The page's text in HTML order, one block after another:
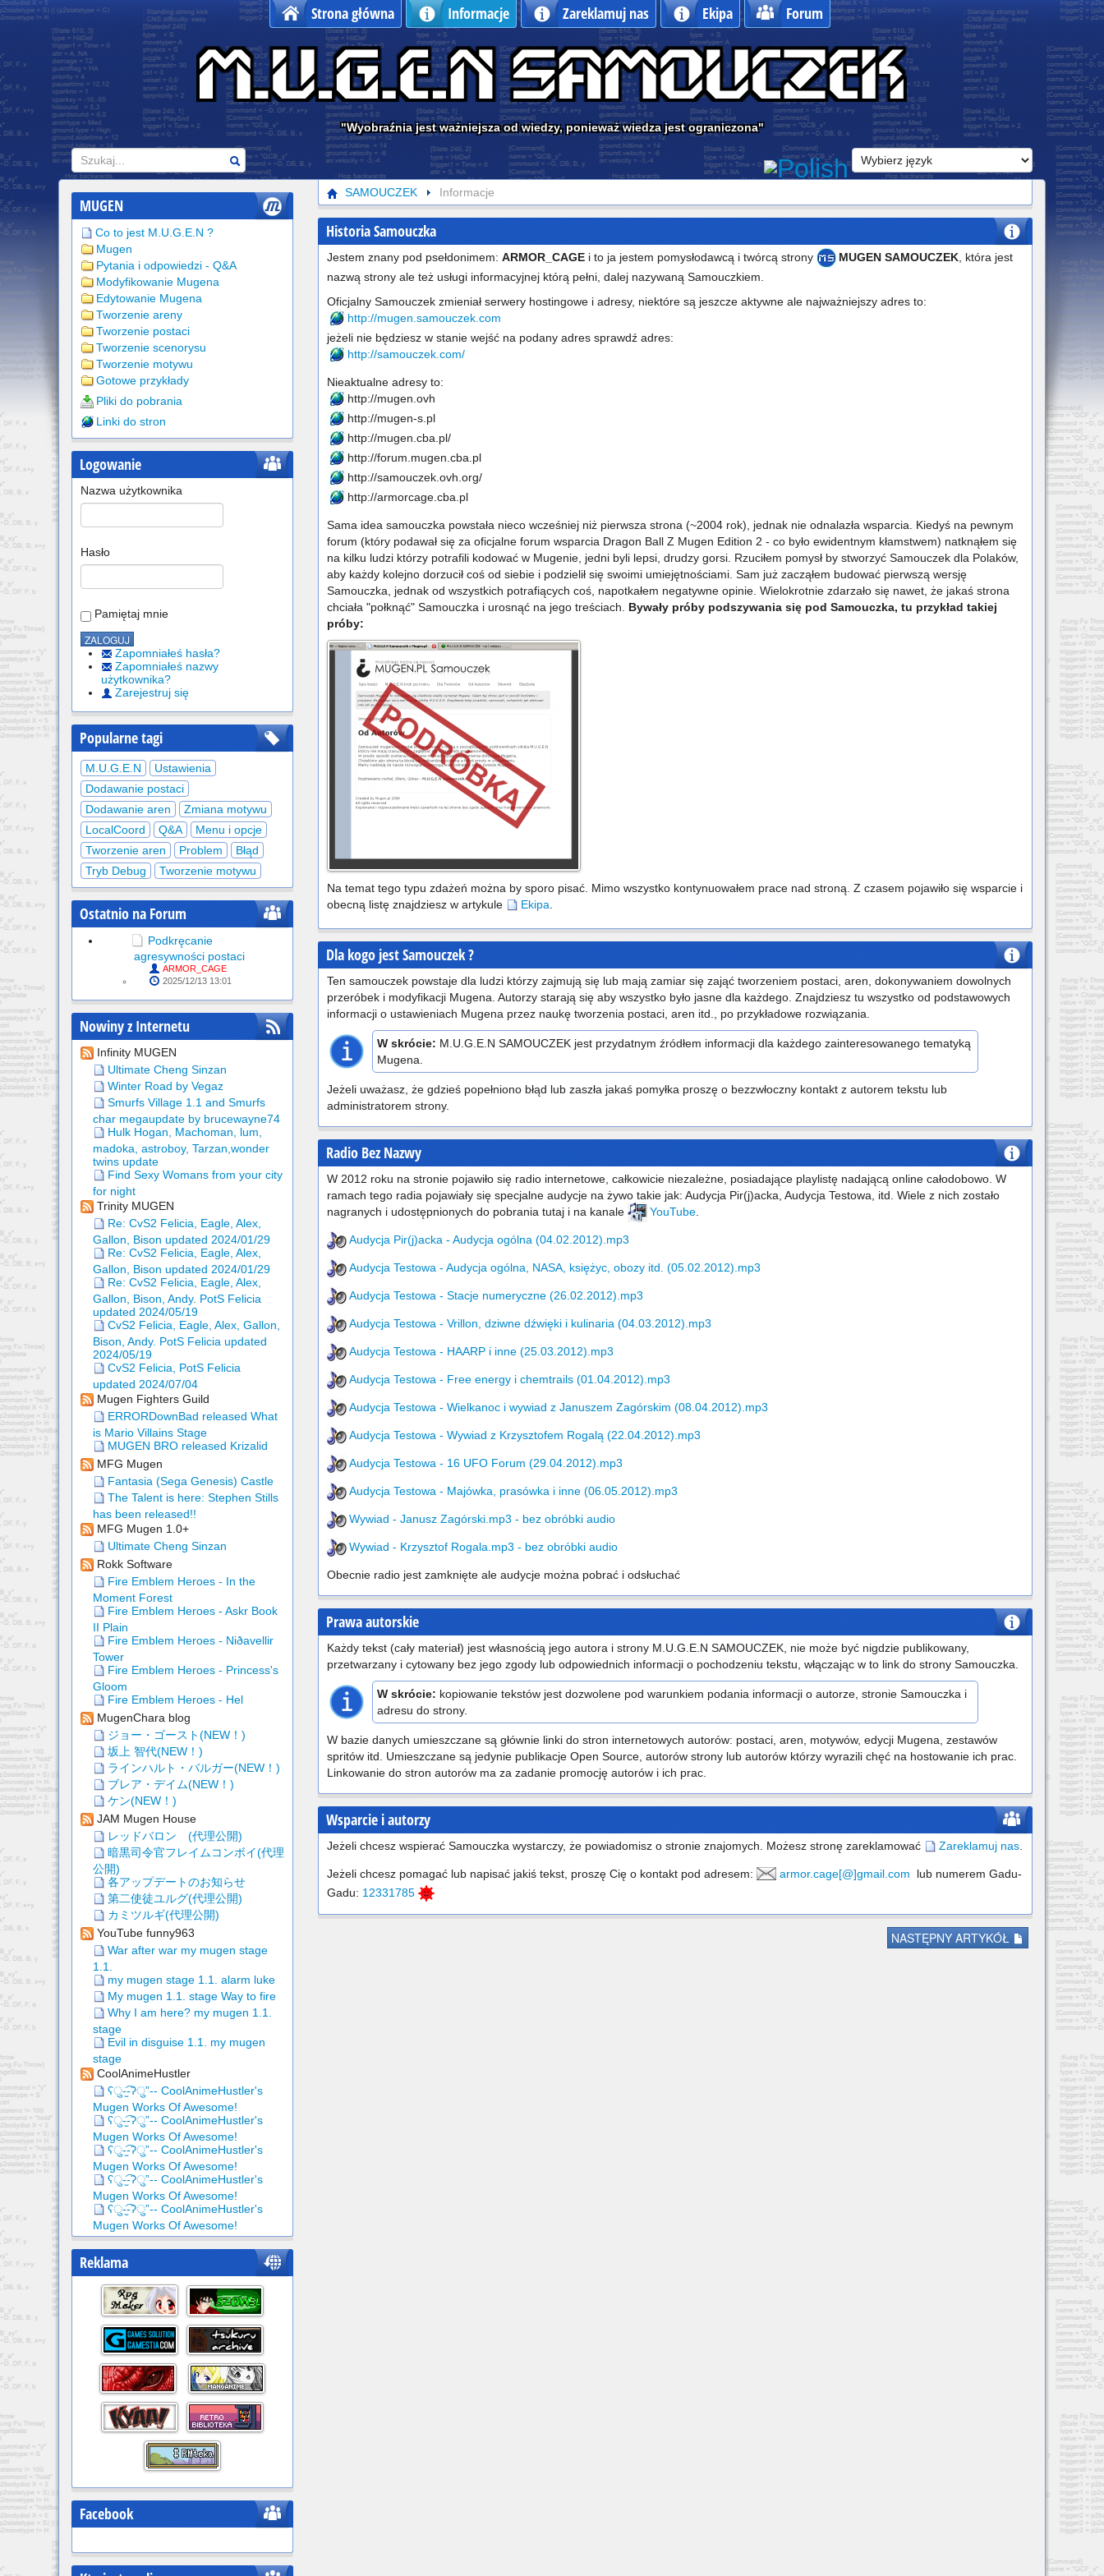
Strona główna Informacje Zareklamuj nas Ekipa Forum
"Wyobraźnia jest ważniejsza od wiedzy, ponieważ wiedza jest ograniczona"
Szukaj
MUGEN
Co to jest M.U.G.E.N ?
Mugen
Pytania i odpowiedzi - Q&A
Modyfikowanie Mugena
Edytowanie Mugena
Tworzenie areny
Tworzenie postaci
Tworzenie scenorysu
Tworzenie motywu
Gotowe przykłady
Pliki do pobrania
Linki do stron
Logowanie
Nazwa użytkownika
Hasło
Pamiętaj mnie
Zapomniałeś hasła?
Zapomniałeś nazwy
użytkownika?
Zarejestruj się
Popularne tagi
M.U.G.E.N
Ustawienia
Dodawanie postaci
Dodawanie aren
Zmiana motywu
LocalCoord
Q&A
Menu i opcje
Tworzenie aren
Problem
Błąd
Tryb Debug
Tworzenie motywu
Ostatnio na Forum
Podkręcanie
agresywności postaci
ARMOR_CAGE
2025/12/13 13:01
Nowiny z Internetu
Infinity MUGEN
Ultimate Cheng Sinzan
Winter Road by Vegaz
Smurfs Village 1.1 and Smurfs
char megaupdate by brucewayne74
Hulk Hogan, Machoman, lum,
madoka, astroboy, Tarzan,wonder
twins update
Find Sexy Womans from your city
for night
Trinity MUGEN
Re: CvS2 Felicia, Eagle, Alex,
Gallon, Bison updated 2024/01/29
Re: CvS2 Felicia, Eagle, Alex,
Gallon, Bison updated 2024/01/29
Re: CvS2 Felicia, Eagle, Alex,
Gallon, Bison, Andy. PotS Felicia
updated 2024/05/19
CvS2 Felicia, Eagle, Alex, Gallon,
Bison, Andy. PotS Felicia updated
2024/05/19
CvS2 Felicia, PotS Felicia
updated 2024/07/04
Mugen Fighters Guild
ERRORDownBad released What
is Mario Villains Stage
MUGEN BRO released Krizalid
MFG Mugen
Fantasia (Sega Genesis) Castle
The Talent is here: Stephen Stills
has been released!!
MFG Mugen 1.0+
Ultimate Cheng Sinzan
Rokk Software
Fire Emblem Heroes - In the
Moment Forest
Fire Emblem Heroes - Askr Book
II Plain
Fire Emblem Heroes - Niðavellir
Tower
Fire Emblem Heroes - Princess's
Gloom
Fire Emblem Heroes - Hel
MugenChara blog
ジョー・ゴースト(NEW！)
坂上 智代(NEW！)
ラインハルト・バルガー(NEW！)
ブレア・デイム(NEW！)
ケン(NEW！)
JAM Mugen House
レッドバロン (代理公開)
暗黒司令官フレイムコンボイ(代理
公開)
各アップデートのお知らせ
第二使徒ユルグ(代理公開)
カミツルギ(代理公開)
YouTube funny963
War after war my mugen stage
1.1.
my mugen stage 1.1. alarm luke
My mugen 1.1. stage Way to fire
Why I am here? my mugen 1.1.
stage
Evil in disguise 1.1. my mugen
stage
CoolAnimeHustler
ʕु-̫͡-ʔु”-- CoolAnimeHustler's
Mugen Works Of Awesome!
ʕु-̫͡-ʔु”-- CoolAnimeHustler's
Mugen Works Of Awesome!
ʕु-̫͡-ʔु”-- CoolAnimeHustler's
Mugen Works Of Awesome!
ʕु-̫͡-ʔु”-- CoolAnimeHustler's
Mugen Works Of Awesome!
ʕु-̫͡-ʔु”-- CoolAnimeHustler's
Mugen Works Of Awesome!
Reklama
Facebook
SAMOUCZEK Informacje
Historia Samouczka
Jestem znany pod psełdonimem: ARMOR_CAGE i to ja jestem pomysłodawcą i twórcą strony MUGEN SAMOUCZEK , która jest
nazwą strony ale też usługi informacyjnej którą pełni, dalej nazywaną Samouczkiem.
Oficjalny Samouczek zmieniał serwery hostingowe i adresy, niektóre są jeszcze aktywne ale najważniejszy adres to:
http://mugen.samouczek.com
jeżeli nie będziesz w stanie wejść na podany adres sprawdź adres:
http://samouczek.com/
Nieaktualne adresy to:
http://mugen.ovh
http://mugen-s.pl
http://mugen.cba.pl/
http://forum.mugen.cba.pl
http://samouczek.ovh.org/
http://armorcage.cba.pl
Sama idea samouczka powstała nieco wcześniej niż pierwsza strona (~2004 rok), jednak nie odnalazła wsparcia. Kiedyś na pewnym
forum (który podawał się za oficjalne forum wsparcia Dragon Ball Z Mugen Edition 2 - co było ewidentnym kłamstwem) natknąłem się
na kilku ludzi którzy potrafili kodować w Mugenie, jedni byli lepsi, drudzy gorsi. Rzuciłem pomysł by stworzyć Samouczek dla Polaków,
aby każdy kolejno dorzucił coś od siebie i podzielił się swoimi umiejętnościami. Sam już zacząłem budować pierwszą wersję
Samouczka, jednak od wszystkich potrafiących coś, napotkałem negatywne opinie. Wielokrotnie zdarzało się nawet, że jakaś strona
chciała "połknąć" Samouczka i urosnąć na jego treściach. Bywały próby podszywania się pod Samouczka, tu przykład takiej
próby:
Na temat tego typu zdażeń można by sporo pisać. Mimo wszystko kontynuowałem prace nad stroną. Z czasem pojawiło się wsparcie i
obecną listę znajdziesz w artykule
Ekipa
Dla kogo jest Samouczek ?
Ten samouczek powstaje dla ludzi którzy zajmują się lub mają zamiar się zająć tworzeniem postaci, aren, dokonywaniem dowolnych
przeróbek i modyfikacji Mugena. Autorzy starają się aby wszystko było jasne dla każdego. Znajdziesz tu wszystko od podstawowych
informacji o ustawieniach Mugena przez naukę tworzenia postaci, aren itd., po przykładowe rozwiązania.
W skrócie: M.U.G.E.N SAMOUCZEK jest przydatnym źródłem informacji dla każdego zainteresowanego tematyką
Mugena.
Jeżeli uważasz, że gdzieś popełniono błąd lub zaszła jakaś pomyłka proszę o bezzwłoczny kontakt z autorem tekstu lub
administratorem strony.
Radio Bez Nazwy
W 2012 roku na stronie pojawiło się radio internetowe, całkowicie niezależne, posiadające playlistę nadającą online całodobowo. W
ramach tego radia pojawiały się specjalne audycje na żywo takie jak: Audycja Pir(j)acka, Audycja Testowa, itd. Wiele z nich zostało
nagranych i udostępnionych do pobrania tutaj i na kanale
YouTube
Audycja Pir(j)acka - Audycja ogólna (04.02.2012).mp3
Audycja Testowa - Audycja ogólna, NASA, księżyc, obozy itd. (05.02.2012).mp3
Audycja Testowa - Stacje numeryczne (26.02.2012).mp3
Audycja Testowa - Vrillon, dziwne dźwięki i kulinaria (04.03.2012).mp3
Audycja Testowa - HAARP i inne (25.03.2012).mp3
Audycja Testowa - Free energy i chemtrails (01.04.2012).mp3
Audycja Testowa - Wielkanoc i wywiad z Januszem Zagórskim (08.04.2012).mp3
Audycja Testowa - Wywiad z Krzysztofem Rogalą (22.04.2012).mp3
Audycja Testowa - 16 UFO Forum (29.04.2012).mp3
Audycja Testowa - Majówka, prasówka i inne (06.05.2012).mp3
Wywiad - Janusz Zagórski.mp3 - bez obróbki audio
Wywiad - Krzysztof Rogala.mp3 - bez obróbki audio
Obecnie radio jest zamknięte ale audycje można pobrać i odsłuchać
Prawa autorskie
Każdy tekst (cały materiał) jest własnością jego autora i strony M.U.G.E.N SAMOUCZEK, nie może być nigdzie publikowany,
przetwarzany i cytowany bez jego zgody lub odpowiednich informacji o pochodzeniu tekstu, włączając w to link do strony Samouczka.
W skrócie: kopiowanie tekstów jest dozwolene pod warunkiem podania informacji o autorze, stronie Samouczka i
adresu do strony.
W bazie danych umieszczane są głównie linki do stron internetowych autorów: postaci, aren, motywów, edycji Mugena, zestawów
spritów itd. Umieszczane są jedynie publikacje Open Source, autorów strony lub autorów którzy wyrazili chęć na hostowanie ich prac.
Linkowanie do stron autorów ma za zadanie promocję autorów i ich prac.
Wsparcie i autorzy
Jeżeli chcesz wspierać Samouczka wystarczy, że powiadomisz o stronie znajomych. Możesz stronę zareklamować Zareklamuj nas
Jeżeli chcesz pomagać lub napisać jakiś tekst, proszę Cię o kontakt pod adresem: armor.cage[@]gmail.com lub numerem Gadu-
Gadu: 12331785
NASTĘPNY ARTYKÓŁ